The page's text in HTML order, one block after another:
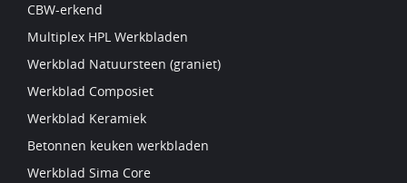
CBW-erkend
Multiplex HPL Werkbladen
Werkblad Natuursteen (graniet)
Werkblad Composiet
Werkblad Keramiek
Betonnen keuken werkbladen
Werkblad Sima Core